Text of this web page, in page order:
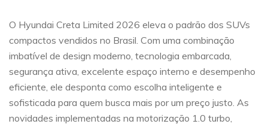
O Hyundai Creta Limited 2026 eleva o padrão dos SUVs
compactos vendidos no Brasil. Com uma combinação
imbatível de design moderno, tecnologia embarcada,
segurança ativa, excelente espaço interno e desempenho
eficiente, ele desponta como escolha inteligente e
sofisticada para quem busca mais por um preço justo. As
novidades implementadas na motorização 1.0 turbo,